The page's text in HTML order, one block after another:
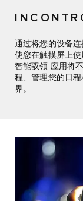
通过将您的设备
使您在触摸屏上
智能驭领 应用将
程、管理您的日
界。